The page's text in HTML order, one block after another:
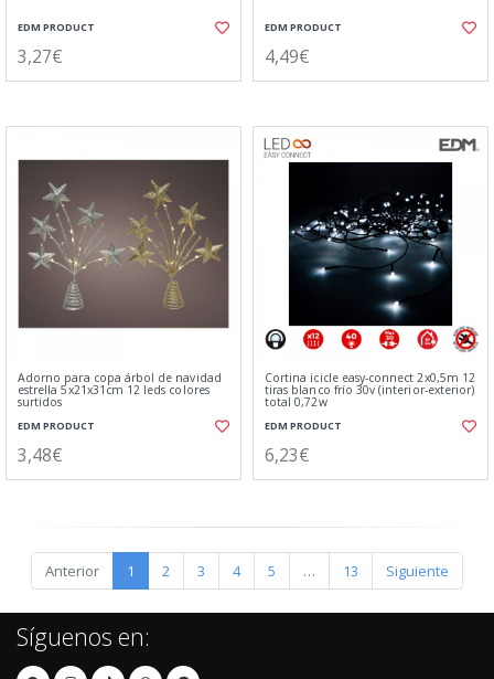
EDM PRODUCT
3,27€
EDM PRODUCT
4,49€
Adorno para copa árbol de navidad
estrella 5x21x31cm 12 leds colores
surtidos
EDM PRODUCT
3,48€
Cortina icicle easy-connect 2x0,5m 12
tiras blanco frío 30v (interior-exterior)
total 0,72w
EDM PRODUCT
6,23€
Anterior 1 2 3 4 5 … 13 Siguiente
Síguenos en: